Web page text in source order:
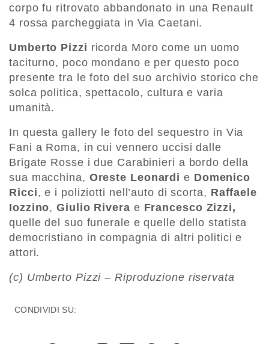
corpo fu ritrovato abbandonato in una Renault
4 rossa parcheggiata in Via Caetani.
Umberto Pizzi ricorda Moro come un uomo
taciturno, poco mondano e per questo poco
presente tra le foto del suo archivio storico che
solca politica, spettacolo, cultura e varia
umanità.
In questa gallery le foto del sequestro in Via
Fani a Roma, in cui vennero uccisi dalle
Brigate Rosse i due Carabinieri a bordo della
sua macchina, Oreste Leonardi e Domenico
Ricci, e i poliziotti nell’auto di scorta, Raffaele
Iozzino,Giulio Rivera e Francesco Zizzi,
quelle del suo funerale e quelle dello statista
democristiano in compagnia di altri politici e
attori.
(c) Umberto Pizzi – Riproduzione riservata
CONDIVIDI SU: